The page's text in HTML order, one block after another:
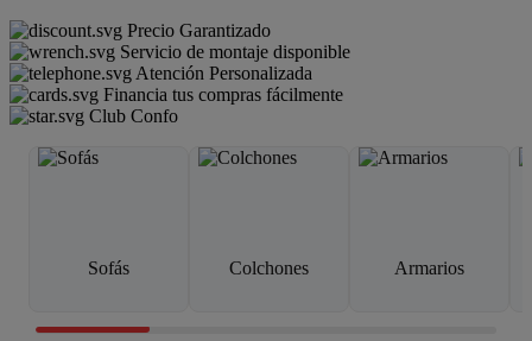
Precio Garantizado
Servicio de montaje disponible
Atención Personalizada
Financia tus compras fácilmente
Club Confo
Sofás Colchones Armarios